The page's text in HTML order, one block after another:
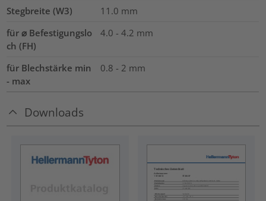
Stegbreite (W3)
11.0 mm
für ⌀ Befestigungslo
ch (FH)
4.0 - 4.2 mm
für Blechstärke min
- max
0.8 - 2 mm
Downloads